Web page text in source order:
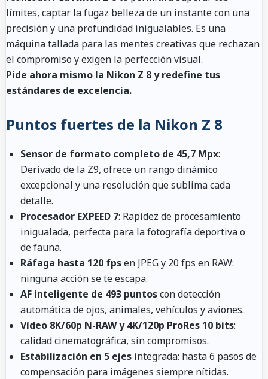
límites, captar la fugaz belleza de un instante con una
precisión y una profundidad inigualables. Es una
máquina tallada para las mentes creativas que rechazan
el compromiso y exigen la perfección visual.
Pide ahora mismo la Nikon Z 8 y redefine tus
estándares de excelencia.
Puntos fuertes de la Nikon Z 8
Sensor de formato completo de 45,7 Mpx:
Derivado de la Z9, ofrece un rango dinámico
excepcional y una resolución que sublima cada
detalle.
Procesador EXPEED 7: Rapidez de procesamiento
inigualada, perfecta para la fotografía deportiva o
de fauna.
Ráfaga hasta 120 fpsen JPEG y 20 fps en RAW:
ninguna acción se te escapa.
AF inteligente de 493 puntoscon detección
automática de ojos, animales, vehículos y aviones.
Vídeo 8K/60p N-RAW y 4K/120p ProRes 10 bits:
calidad cinematográfica, sin compromisos.
Estabilización en 5 ejes integrada: hasta 6 pasos de
compensación para imágenes siempre nítidas.